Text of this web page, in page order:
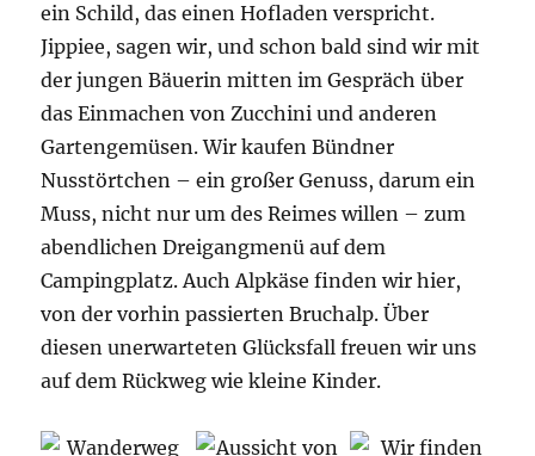
ein Schild, das einen Hofladen verspricht.
Jippiee, sagen wir, und schon bald sind wir mit
der jungen Bäuerin mitten im Gespräch über
das Einmachen von Zucchini und anderen
Gartengemüsen. Wir kaufen Bündner
Nusstörtchen – ein großer Genuss, darum ein
Muss, nicht nur um des Reimes willen – zum
abendlichen Dreigangmenü auf dem
Campingplatz. Auch Alpkäse finden wir hier,
von der vorhin passierten Bruchalp. Über
diesen unerwarteten Glücksfall freuen wir uns
auf dem Rückweg wie kleine Kinder.